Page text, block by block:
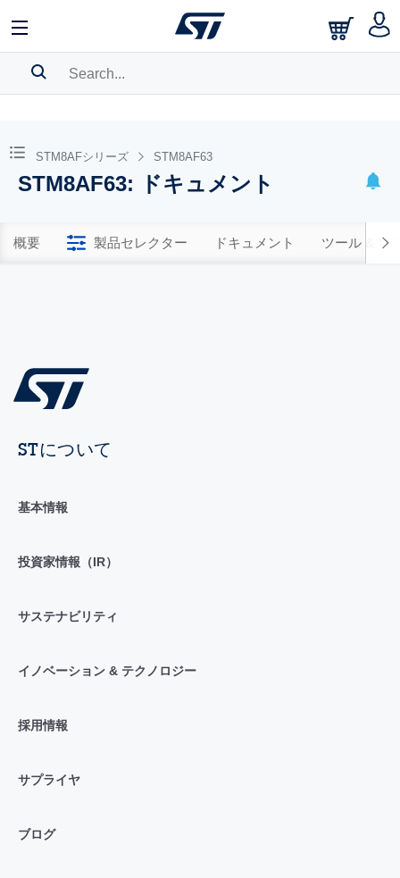
BOOKMARK
Pleaselog into show your saved searches.
STM8AFシリーズ STM8AF63
STM8AF63: ドキュメント
概要 製品セレクター ドキュメント ツール & ソ
STについて
基本情報
投資家情報（IR）
サステナビリティ
イノベーション & テクノロジー
採用情報
サプライヤ
ブログ